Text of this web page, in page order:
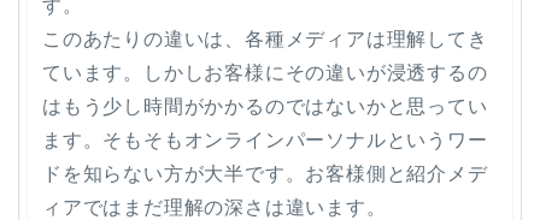
す。
このあたりの違いは、各種メディアは理解してき
ています。しかしお客様にその違いが浸透するの
はもう少し時間がかかるのではないかと思ってい
ます。そもそもオンラインパーソナルというワー
ドを知らない方が大半です。お客様側と紹介メデ
ィアではまだ理解の深さは違います。